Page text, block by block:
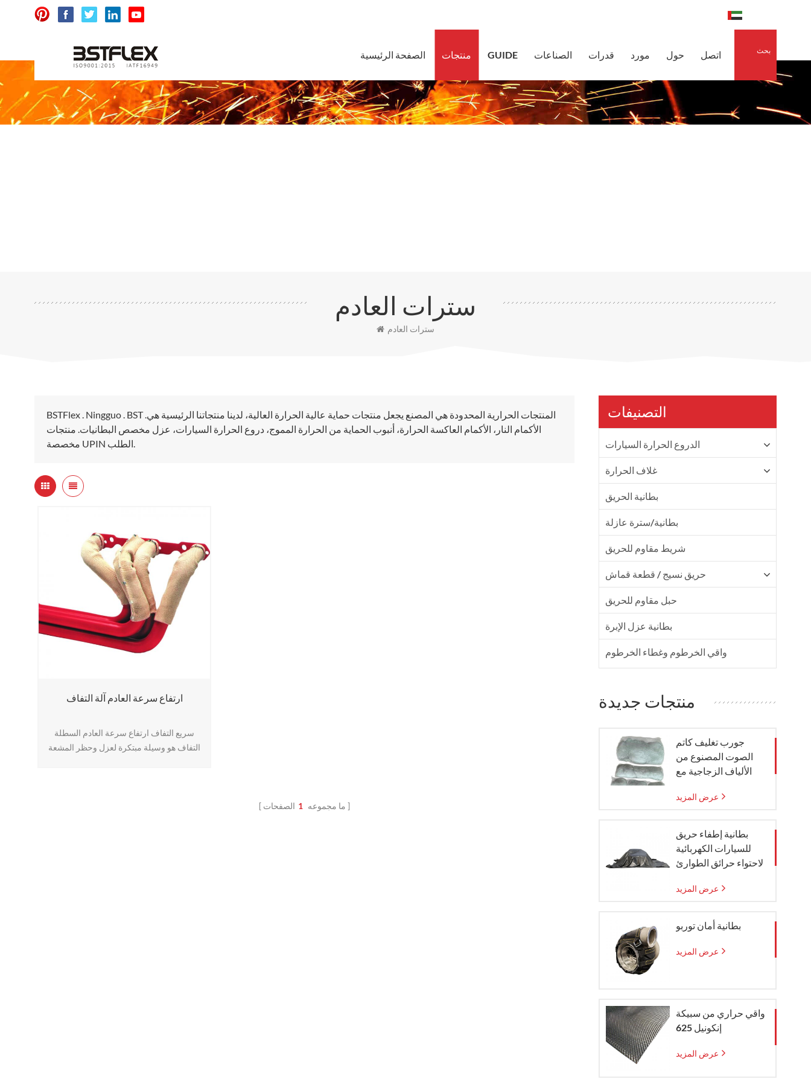
بحث الصفحة الرئيسية منتجات GUIDE الصناعات قدرات مورد حول اتصل
سترات العادم
سترات العادم
BSTFlex . Ningguo . BST .المنتجات الحرارية المحدودة هي المصنع يجعل منتجات حماية عالية الحرارة العالية، لدينا منتجاتنا الرئيسية هي
الأكمام النار، الأكمام العاكسة الحرارة، أنبوب الحماية من الحرارة المموج، دروع الحرارة السيارات، عزل مخصص البطانيات. منتجات
مخصصة UPIN الطلب.
ارتفاع سرعة العادم آلة التفاف
سريع التفاف ارتفاع سرعة العادم السطلة
التفاف هو وسيلة مبتكرة لعزل وحظر المشعة
ما مجموعه 1 الصفحات
التصنيفات
الدروع الحرارة السيارات
غلاف الحرارة
بطانية الحريق
بطانية/سترة عازلة
شريط مقاوم للحريق
حريق نسيج / قطعة قماش
حبل مقاوم للحريق
بطانية عزل الإبرة
واقي الخرطوم وغطاء الخرطوم
منتجات جديدة
جورب تغليف كاتم
الصوت المصنوع من
الألياف الزجاجية مع
المنسوج
عرض المزيد
بطانية إطفاء حريق
للسيارات الكهربائية
لاحتواء حرائق الطوارئ
عرض المزيد
بطانية أمان توربو
عرض المزيد
واقي حراري من سبيكة
إنكونيل 625
عرض المزيد